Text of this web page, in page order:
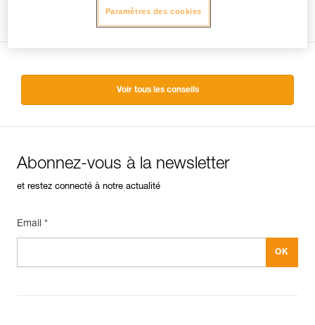
Voir tous les conseils
Abonnez-vous à la newsletter
et restez connecté à notre actualité
Email *
Paramètres des cookies